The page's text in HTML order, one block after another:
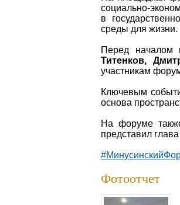
социально-
в
среды для жизни.
Перед началом
Титенков,
участникам
Ключевым
основа
На форуме
представил
Фотоотчет